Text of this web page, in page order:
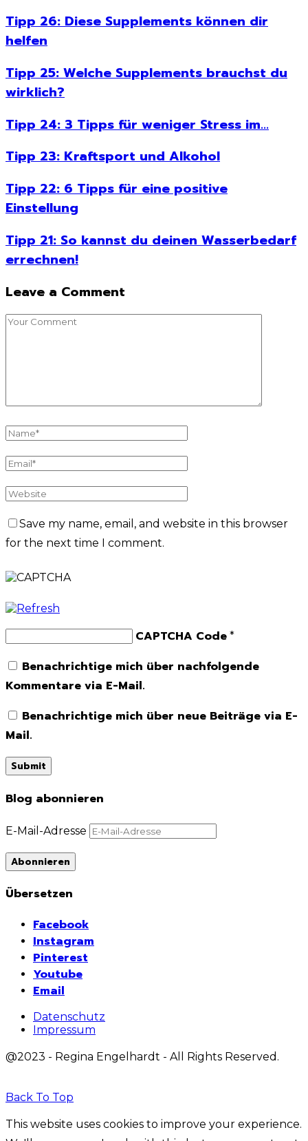
Tipp 26: Diese Supplements können dir
helfen
Tipp 25: Welche Supplements brauchst du
wirklich?
Tipp 24: 3 Tipps für weniger Stress im...
Tipp 23: Kraftsport und Alkohol
Tipp 22: 6 Tipps für eine positive
Einstellung
Tipp 21: So kannst du deinen Wasserbedarf
errechnen!
Leave a Comment
Save my name, email, and website in this browser
for the next time I comment.
CAPTCHA Code *
Benachrichtige mich über nachfolgende
Kommentare via E-Mail.
Benachrichtige mich über neue Beiträge via E-
Mail.
Blog abonnieren
E-Mail-Adresse
Abonnieren
Übersetzen
Facebook
Instagram
Pinterest
Youtube
Email
Datenschutz
Impressum
@2023 - Regina Engelhardt - All Rights Reserved.
Back To Top
This website uses cookies to improve your experience.